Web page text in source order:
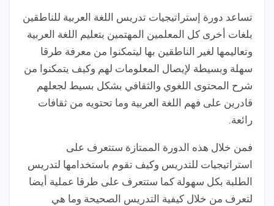
تساعد دورة إستراتيجيات تدريس اللغة العربية للناطقين
بلغات أخرى كل المعلمين المهتمين بتعليم اللغة العربية
وتعاليمها لغير الناطقين بها ليتمكنوا من معرفة طرقا
سهلة وبسيطة لإيصال المعلومات لهم وكيف يتمكنوا من
شرح المحتوى اللغوي والثقافي بشكل بسيط لجعلهم
قادرين على فهم اللغة العربية وما تحتويه من ثقافات
رائعة.
فمن خلال هذه الدورة الممتازة ستتعرف على
استراتيجيات للتدريس وكيف تقوم باستخدامها لتدريس
الطلبة بكل سهولة كما ستتعرف على طرقا عملية أيضا
لتعرف من خلال كيفية التدريس الصحيحة وما هي